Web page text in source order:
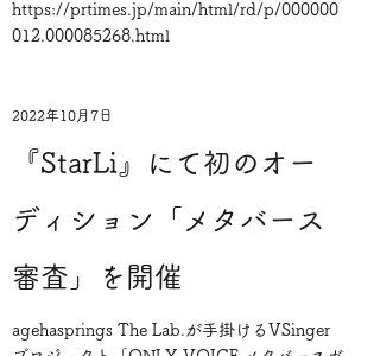
https://prtimes.jp/main/html/rd/p/000000
012.000085268.html
2022年10月7日
『StarLi』にて初のオー
ディション「メタバース
審査」を開催
agehasprings The Lab.が手掛けるVSinger